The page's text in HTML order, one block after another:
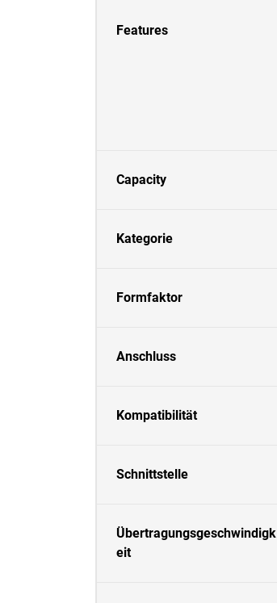
Features
Capacity
Kategorie
Formfaktor
Anschluss
Kompatibilität
Schnittstelle
Übertragungsgeschwindigk
eit